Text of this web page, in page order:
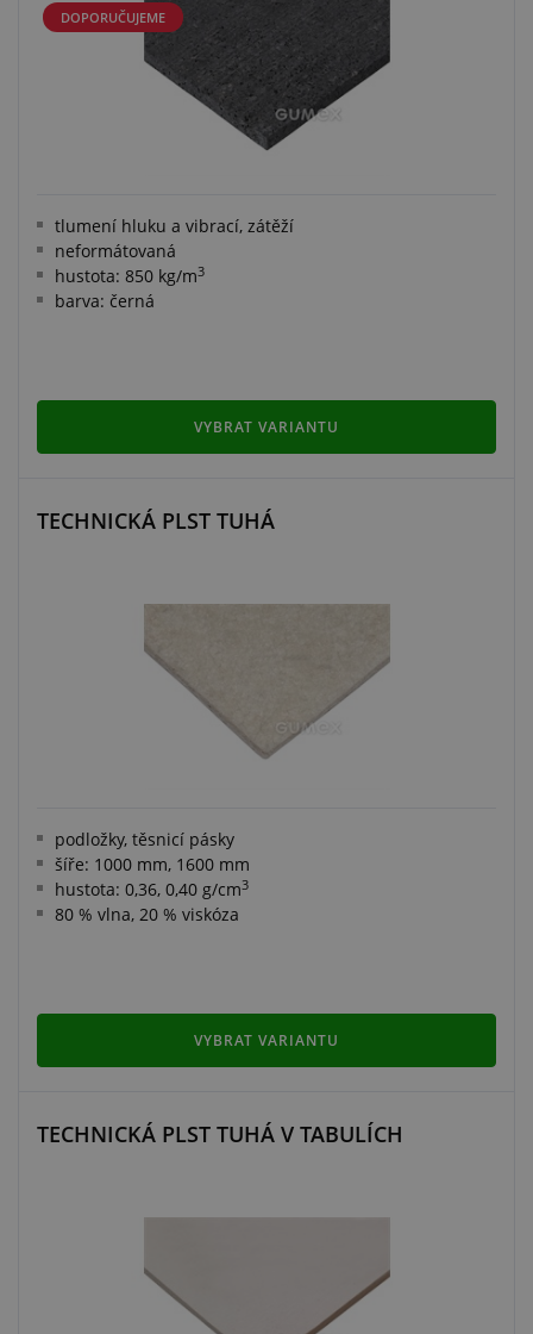
DOPORUČUJEME
tlumení hluku a vibrací, zátěží
neformátovaná
hustota: 850 kg/m3
barva: černá
VYBRAT VARIANTU
TECHNICKÁ PLST TUHÁ
podložky, těsnicí pásky
šíře: 1000 mm, 1600 mm
hustota: 0,36, 0,40 g/cm3
80 % vlna, 20 % viskóza
VYBRAT VARIANTU
TECHNICKÁ PLST TUHÁ V TABULÍCH